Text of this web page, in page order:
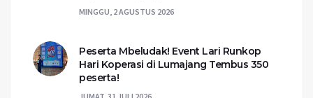
MINGGU, 2 AGUSTUS 2026
Peserta Mbeludak! Event Lari Runkop
Hari Koperasi di Lumajang Tembus 350
peserta!